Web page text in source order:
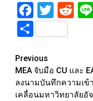
Share
Post
Previous
MEA จับมือ CU และ
ลงนามบันทึกความเข้
เคลื่อนมหาวิทยาลัยอั